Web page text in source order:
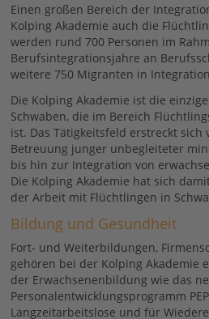
Einen großen Bereich der
Kolping Akademie auch die
werden rund 700 Personen im
Berufsintegrationsjahre an
weitere 750 Migranten in
Die Kolping Akademie ist die
Schwaben, die im Bereich
ist. Das Tätigkeitsfeld erstreckt
Betreuung junger unbegleiteter
bis hin zur Integration von
Die Kolping Akademie hat sich
der Arbeit mit Flüchtlingen in
Bildung und Gesundheit
Fort- und Weiterbildungen,
gehören bei der Kolping Akademie
der Erwachsenenbildung wie das
Personalentwicklungsprogramm
Langzeitarbeitslose und für